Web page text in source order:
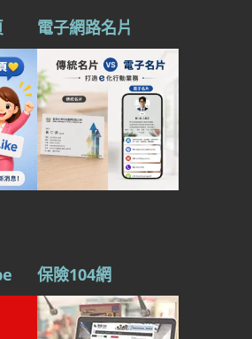
電子網路名片
保險104網